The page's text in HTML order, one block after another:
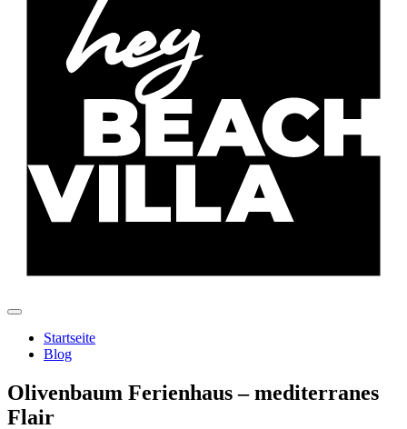
Startseite
Blog
Olivenbaum Ferienhaus – mediterranes
Flair